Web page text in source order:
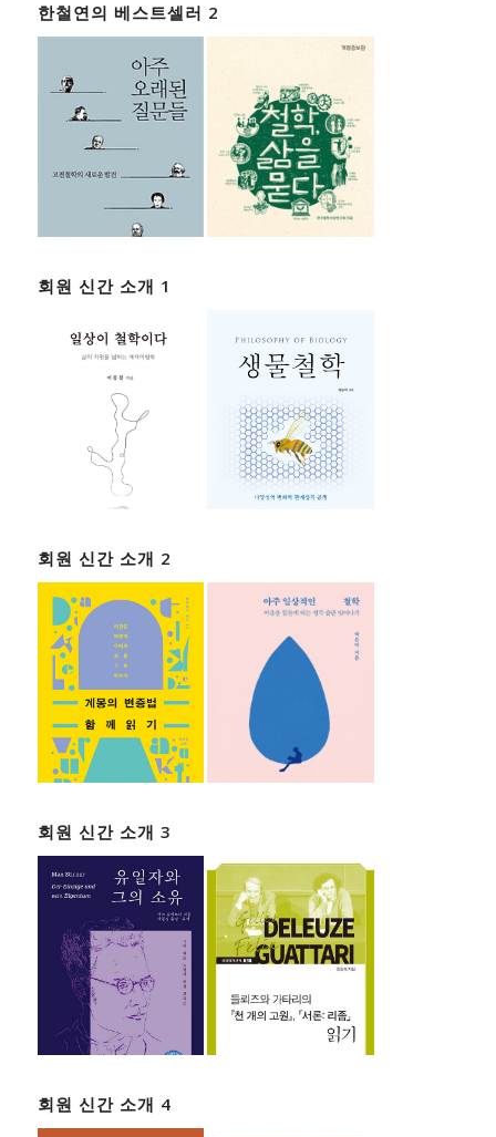
한철연의 베스트셀러 2
회원 신간 소개 1
회원 신간 소개 2
회원 신간 소개 3
회원 신간 소개 4